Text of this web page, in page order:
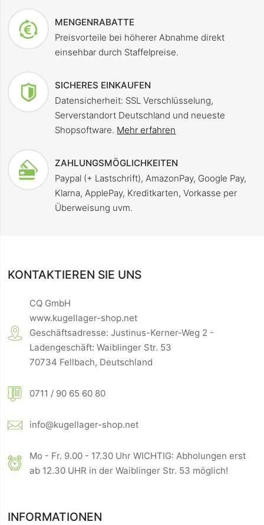
MENGENRABATTE
Preisvorteile bei höherer Abnahme direkt
einsehbar durch Staffelpreise.
SICHERES EINKAUFEN
Datensicherheit: SSL Verschlüsselung,
Serverstandort Deutschland und neueste
Shopsoftware. Mehr erfahren
ZAHLUNGSMÖGLICHKEITEN
Paypal (+ Lastschrift), AmazonPay, Google Pay,
Klarna, ApplePay, Kreditkarten, Vorkasse per
Überweisung uvm.
KONTAKTIEREN SIE UNS
CQ GmbH
www.kugellager-shop.net
Geschäftsadresse: Justinus-Kerner-Weg 2 -
Ladengeschäft: Waiblinger Str. 53
70734 Fellbach, Deutschland
0711 / 90 65 60 80
info@kugellager-shop.net
Mo - Fr. 9.00 - 17.30 Uhr WICHTIG: Abholungen erst
ab 12.30 UHR in der Waiblinger Str. 53 möglich!
INFORMATIONEN